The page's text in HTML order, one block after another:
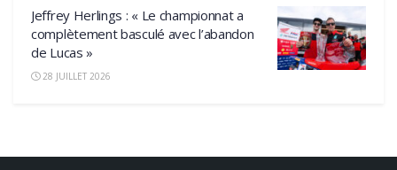
Jeffrey Herlings : « Le championnat a
complètement basculé avec l’abandon
de Lucas »
28 JUILLET 2026